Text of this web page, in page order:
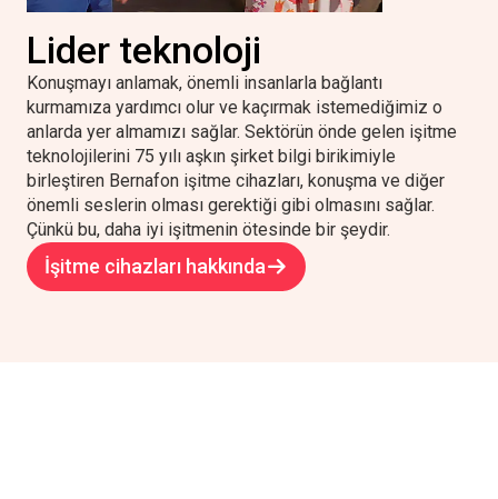
Lider teknoloji
Konuşmayı anlamak, önemli insanlarla bağlantı
kurmamıza yardımcı olur ve kaçırmak istemediğimiz o
anlarda yer almamızı sağlar. Sektörün önde gelen işitme
teknolojilerini 75 yılı aşkın şirket bilgi birikimiyle
birleştiren Bernafon işitme cihazları, konuşma ve diğer
önemli seslerin olması gerektiği gibi olmasını sağlar.
Çünkü bu, daha iyi işitmenin ötesinde bir şeydir.
İşitme cihazları hakkında